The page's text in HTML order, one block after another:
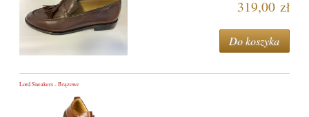
319,00 zł
Do koszyka
Lord Sneakers - Brązowe